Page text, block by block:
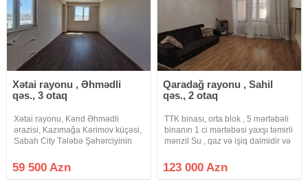
Xətai rayonu , Əhmədli
qəs., 3 otaq
Xətai rayonu, Kənd Əhmədli
ərazisi, Kazımağa Kərimov küçəsi,
Sabah City Tələbə Şəhərciyinin
kompleksində 14 mərtəbəli
binanın 9-cu mərtəbəsində
59 500 Azn
Qaradağ rayonu , Sahil
qəs., 2 otaq
TTK binası, orta blok , 5 mərtəbəli
binanın 1 ci mərtəbəsi yaxşı təmirli
mənzil Su , qaz və işiq daimidir və
.Kupça (çıxarış) var. Mənzil əşyalı
satılır Ev özümündür Allah alana
123 000 Azn